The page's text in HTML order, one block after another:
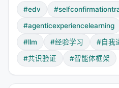
了吗？让它在写入记忆之前
对吗？"，甚至让它"多问自
实验告诉我们：
这不够，远
在消融实验中，研究者给单
我验证机制——让Agent在
#edv
#agenticexperiencelearning
#llm
#经验学习 #自我
#共识验证
#智能体框架